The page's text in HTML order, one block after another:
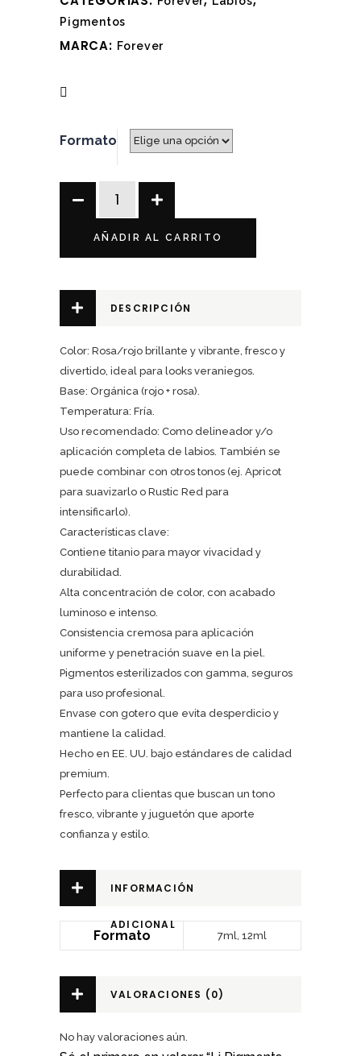
Pigmentos
MARCA: Forever
Formato
Watermelon
Lips
(7ml/12ml)
quantity
AÑADIR AL CARRITO
DESCRIPCIÓN
Color: Rosa/rojo brillante y vibrante, fresco y
divertido, ideal para looks veraniegos.
Base: Orgánica (rojo + rosa).
Temperatura: Fría.
Uso recomendado: Como delineador y/o
aplicación completa de labios. También se
puede combinar con otros tonos (ej. Apricot
para suavizarlo o Rustic Red para
intensificarlo).
Características clave:
Contiene titanio para mayor vivacidad y
durabilidad.
Alta concentración de color, con acabado
luminoso e intenso.
Consistencia cremosa para aplicación
uniforme y penetración suave en la piel.
Pigmentos esterilizados con gamma, seguros
para uso profesional.
Envase con gotero que evita desperdicio y
mantiene la calidad.
Hecho en EE. UU. bajo estándares de calidad
premium.
Perfecto para clientas que buscan un tono
fresco, vibrante y juguetón que aporte
confianza y estilo.
INFORMACIÓN
ADICIONAL
Formato 7ml, 12ml
VALORACIONES (0)
No hay valoraciones aún.